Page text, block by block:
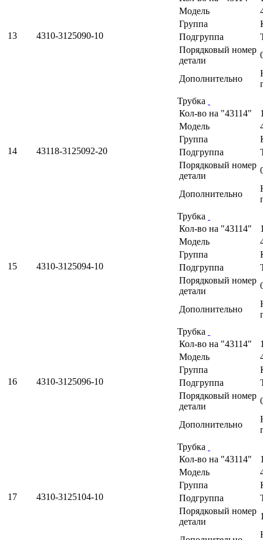
13 4310-3125090-10
Модель
Группа
Подгруппа
Порядковый номер
детали
Дополнительно
14 43118-3125092-20
Трубка
Кол-во на "43114"
Модель
Группа
Подгруппа
Порядковый номер
детали
Дополнительно
15 4310-3125094-10
Трубка
Кол-во на "43114"
Модель
Группа
Подгруппа
Порядковый номер
детали
Дополнительно
16 4310-3125096-10
Трубка
Кол-во на "43114"
Модель
Группа
Подгруппа
Порядковый номер
детали
Дополнительно
17 4310-3125104-10
Трубка
Кол-во на "43114"
Модель
Группа
Подгруппа
Порядковый номер
детали